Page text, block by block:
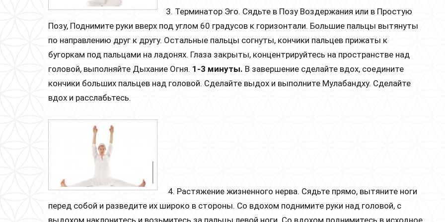
3. Терминатор Эго. Сядьте в Позу Воздержания или в Простую
Позу, Поднимите руки вверх под углом 60 градусов к горизонтали. Большие пальцы вытянуты
по направлению друг к другу. Остальные пальцы согнуты, кончики пальцев прижаты к
бугоркам под пальцами на ладонях. Глаза закрыты, концентрируйтесь на пространстве над
головой, выполняйте Дыхание Огня. 1-3 минуты. В завершение сделайте вдох, соедините
кончики больших пальцев над головой. Сделайте выдох и выполните Мулабандху. Сделайте
вдох и расслабьтесь.
4. Растяжение жизненного нерва. Сядьте прямо, вытяните ноги
перед собой и разведите их широко в стороны. Со вдохом поднимите руки над головой, с